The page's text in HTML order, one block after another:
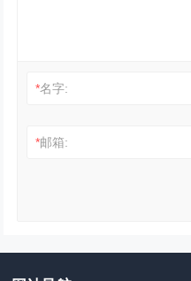
*名字:
*邮箱: